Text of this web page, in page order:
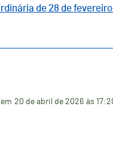
de 28 de
20 de abril de 2026 às